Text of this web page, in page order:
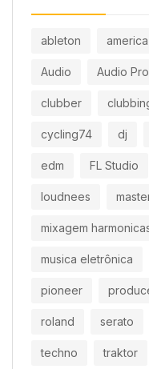
ableton america
Audio Audio Pro
clubber
cycling74 dj
edm FL Studio
loudnees
mixagem
musica eletrônica
pioneer
roland serato
techno traktor